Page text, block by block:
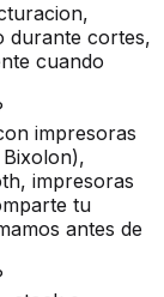
durante cortes,
cuando
impresoras
impresoras
tu
antes de